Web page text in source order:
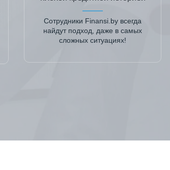
Сотрудники Finansi.by всегда
найдут подход, даже в самых
сложных ситуациях!